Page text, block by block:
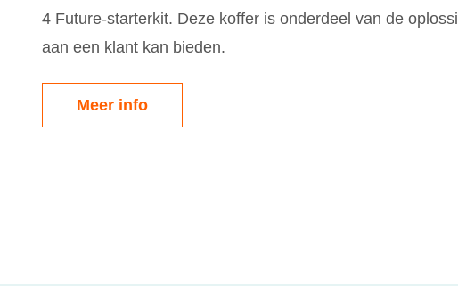
4 Future-starterkit. Deze koffer is onderdeel van de
aan een klant kan bieden.
Meer info